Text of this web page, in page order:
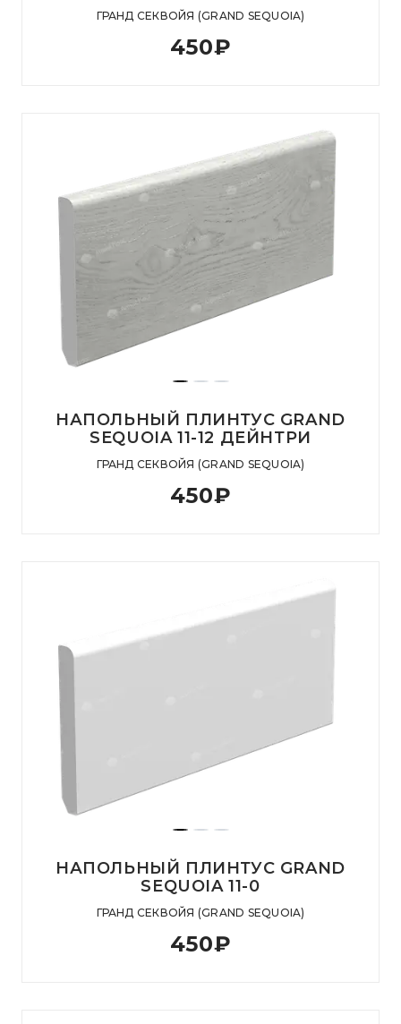
ГРАНД СЕКВОЙЯ (GRAND SEQUOIA)
450₽
НАПОЛЬНЫЙ ПЛИНТУС GRAND
SEQUOIA 11-12 ДЕЙНТРИ
ГРАНД СЕКВОЙЯ (GRAND SEQUOIA)
450₽
НАПОЛЬНЫЙ ПЛИНТУС GRAND
SEQUOIA 11-0
ГРАНД СЕКВОЙЯ (GRAND SEQUOIA)
450₽